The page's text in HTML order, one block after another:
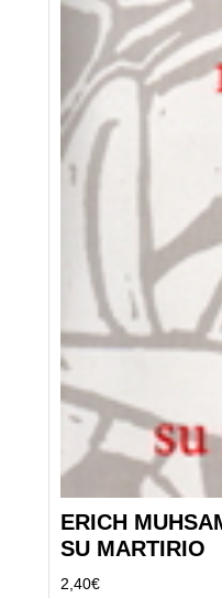
ERICH
SU MARTIRIO
2,40€